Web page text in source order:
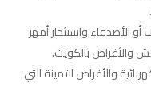
أو الأصدقاء واستئجار أمهر
والأغراض بالكويت.
والأغراض الثمينة التي